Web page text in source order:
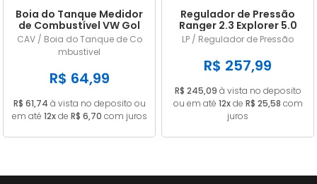
Boia do Tanque Medidor
de Combustível VW Gol
Parati Saveiro Voyage
1985 a 1989 Gasolina
Com Retorno Com
Pescador 55L
CAV / Boia do Tanque de Co
mbustivel
R$ 64,99
R$ 61,74 à vista no deposito ou
em até 12xde R$ 6,70 com juros
Regulador de Pressão
Ranger 2.3 Explorer 5.0
Mustang 2.8 e 5.0 LP228
LP / Regulador de Pressão
R$ 257,99
R$ 245,09 à vista no deposito
ou em até 12xde R$ 25,58 com
juros